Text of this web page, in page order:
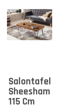
Salontafel
Sheesham
115 Cm